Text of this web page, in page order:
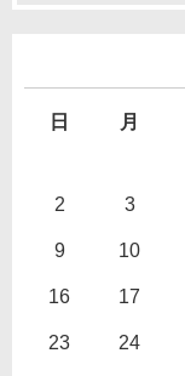
日 月
2 3
9 10
16 17
23 24